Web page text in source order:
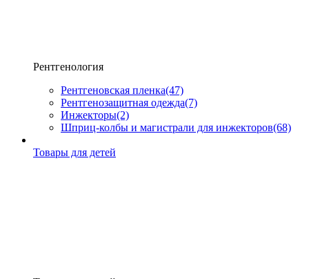
Рентгенология
Рентгеновская пленка(47)
Рентгенозащитная одежда(7)
Инжекторы(2)
Шприц-колбы и магистрали для инжекторов(68)
Товары для детей